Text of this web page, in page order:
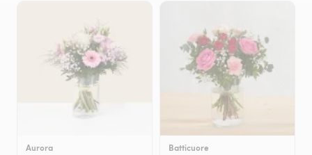
Aurora Batticuore